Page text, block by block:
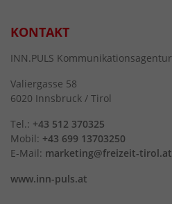
KONTAKT
INN.PULS Kommunikationsagentur
Valiergasse 58
6020 Innsbruck / Tirol
Tel.: +43 512 370325
Mobil: +43 699 13703250
E-Mail: marketing@freizeit-tirol.at
www.inn-puls.at